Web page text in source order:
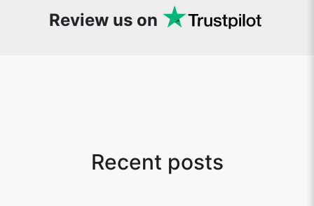
snappy tools every now and then!
Review us on
Recent posts